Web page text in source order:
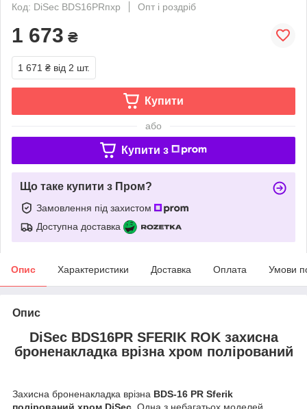
Код: DiSec ВDS16PRпхр
Опт і роздріб
1 673 ₴
1 671 ₴ від 2 шт.
Купити
або
Купити з
Що таке купити з Пром?
Замовлення під захистом
Доступна доставка
Опис Характеристики Доставка Оплата Умови
Опис
DiSec ВDS16PR SFERIK ROK захисна
броненакладка врізна хром полірований
Захисна броненакладка врізна BDS-16 PR Sferik